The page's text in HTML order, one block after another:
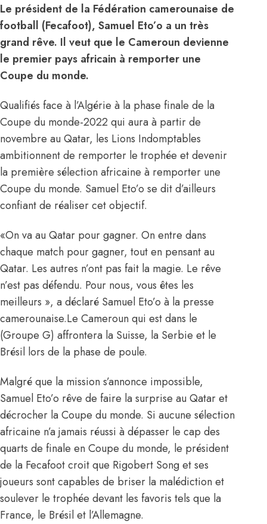
Le président de la Fédération camerounaise de
football (Fecafoot), Samuel Eto’o a un très
grand rêve. Il veut que le Cameroun devienne
le premier pays africain à remporter une
Coupe du monde.
Qualifiés face à l’Algérie à la phase finale de la
Coupe du monde-2022 qui aura à partir de
novembre au Qatar, les Lions Indomptables
ambitionnent de remporter le trophée et devenir
la première sélection africaine à remporter une
Coupe du monde. Samuel Eto’o se dit d’ailleurs
confiant de réaliser cet objectif.
«On va au Qatar pour gagner. On entre dans
chaque match pour gagner, tout en pensant au
Qatar. Les autres n’ont pas fait la magie. Le rêve
n’est pas défendu. Pour nous, vous êtes les
meilleurs », a déclaré Samuel Eto’o à la presse
camerounaise.Le Cameroun qui est dans le
(Groupe G) affrontera la Suisse, la Serbie et le
Brésil lors de la phase de poule.
Malgré que la mission s’annonce impossible,
Samuel Eto’o rêve de faire la surprise au Qatar et
décrocher la Coupe du monde. Si aucune sélection
africaine n’a jamais réussi à dépasser le cap des
quarts de finale en Coupe du monde, le président
de la Fecafoot croit que Rigobert Song et ses
joueurs sont capables de briser la malédiction et
soulever le trophée devant les favoris tels que la
France, le Brésil et l’Allemagne.